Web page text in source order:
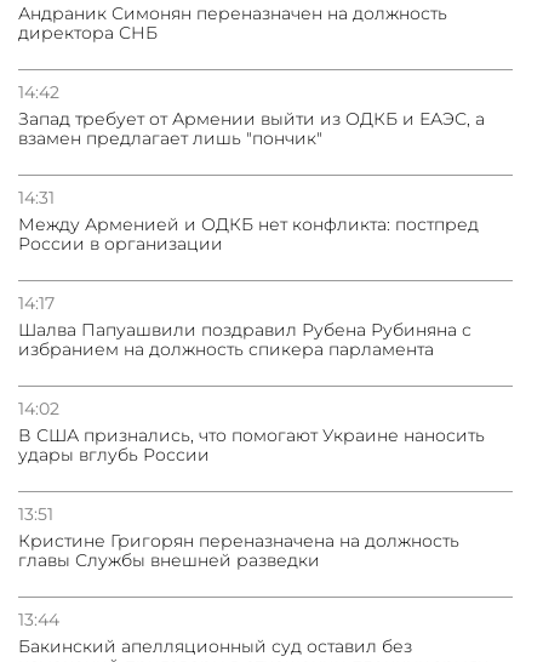
Андраник Симонян переназначен на должность
директора СНБ
14:42
Запад требует от Армении выйти из ОДКБ и ЕАЭС, а
взамен предлагает лишь "пончик"
14:31
Между Арменией и ОДКБ нет конфликта: постпред
России в организации
14:17
Шалва Папуашвили поздравил Рубена Рубиняна с
избранием на должность спикера парламента
14:02
В США признались, что помогают Украине наносить
удары вглубь России
13:51
Кристине Григорян переназначена на должность
главы Службы внешней разведки
13:44
Бакинский апелляционный суд оставил без